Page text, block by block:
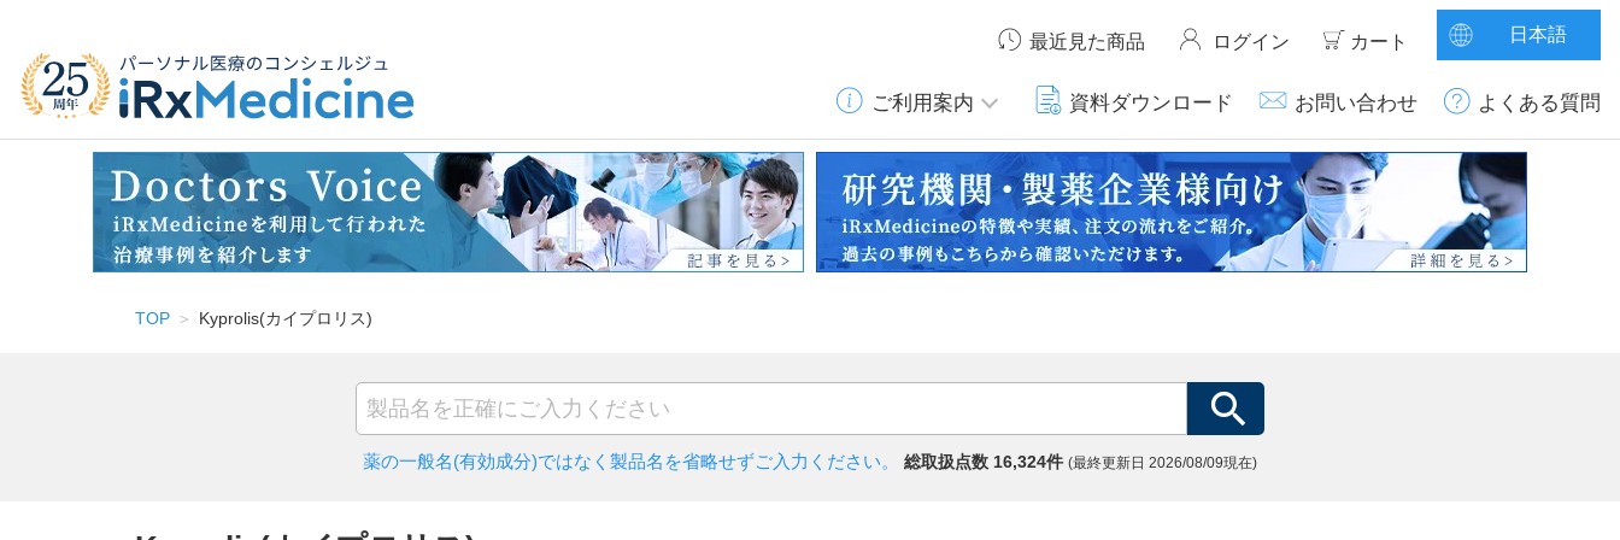
最近見た商品 ログイン カート 日本語
ご利用案内 資料ダウンロード お問い合わせ よくある質問
TOP Kyprolis(カイプロリス)
薬の一般名(有効成分)ではなく 製品名を省略せずご入力ください。 総取扱点数 16,324件 (最終更新日 2026/08/09現在)